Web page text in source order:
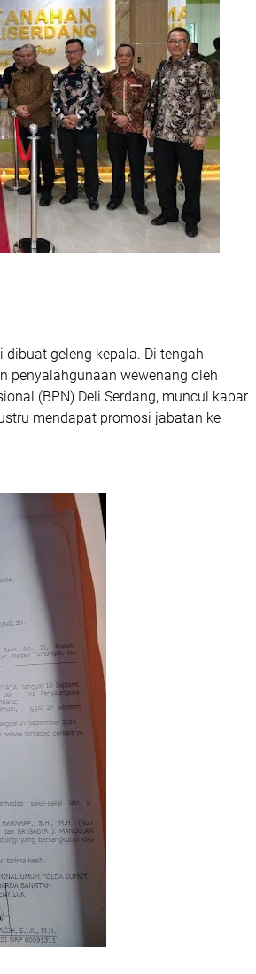
geleng kepala. Di tengah
penyalahgunaan wewenang oleh
(BPN) Deli Serdang, muncul kabar
mendapat promosi jabatan ke